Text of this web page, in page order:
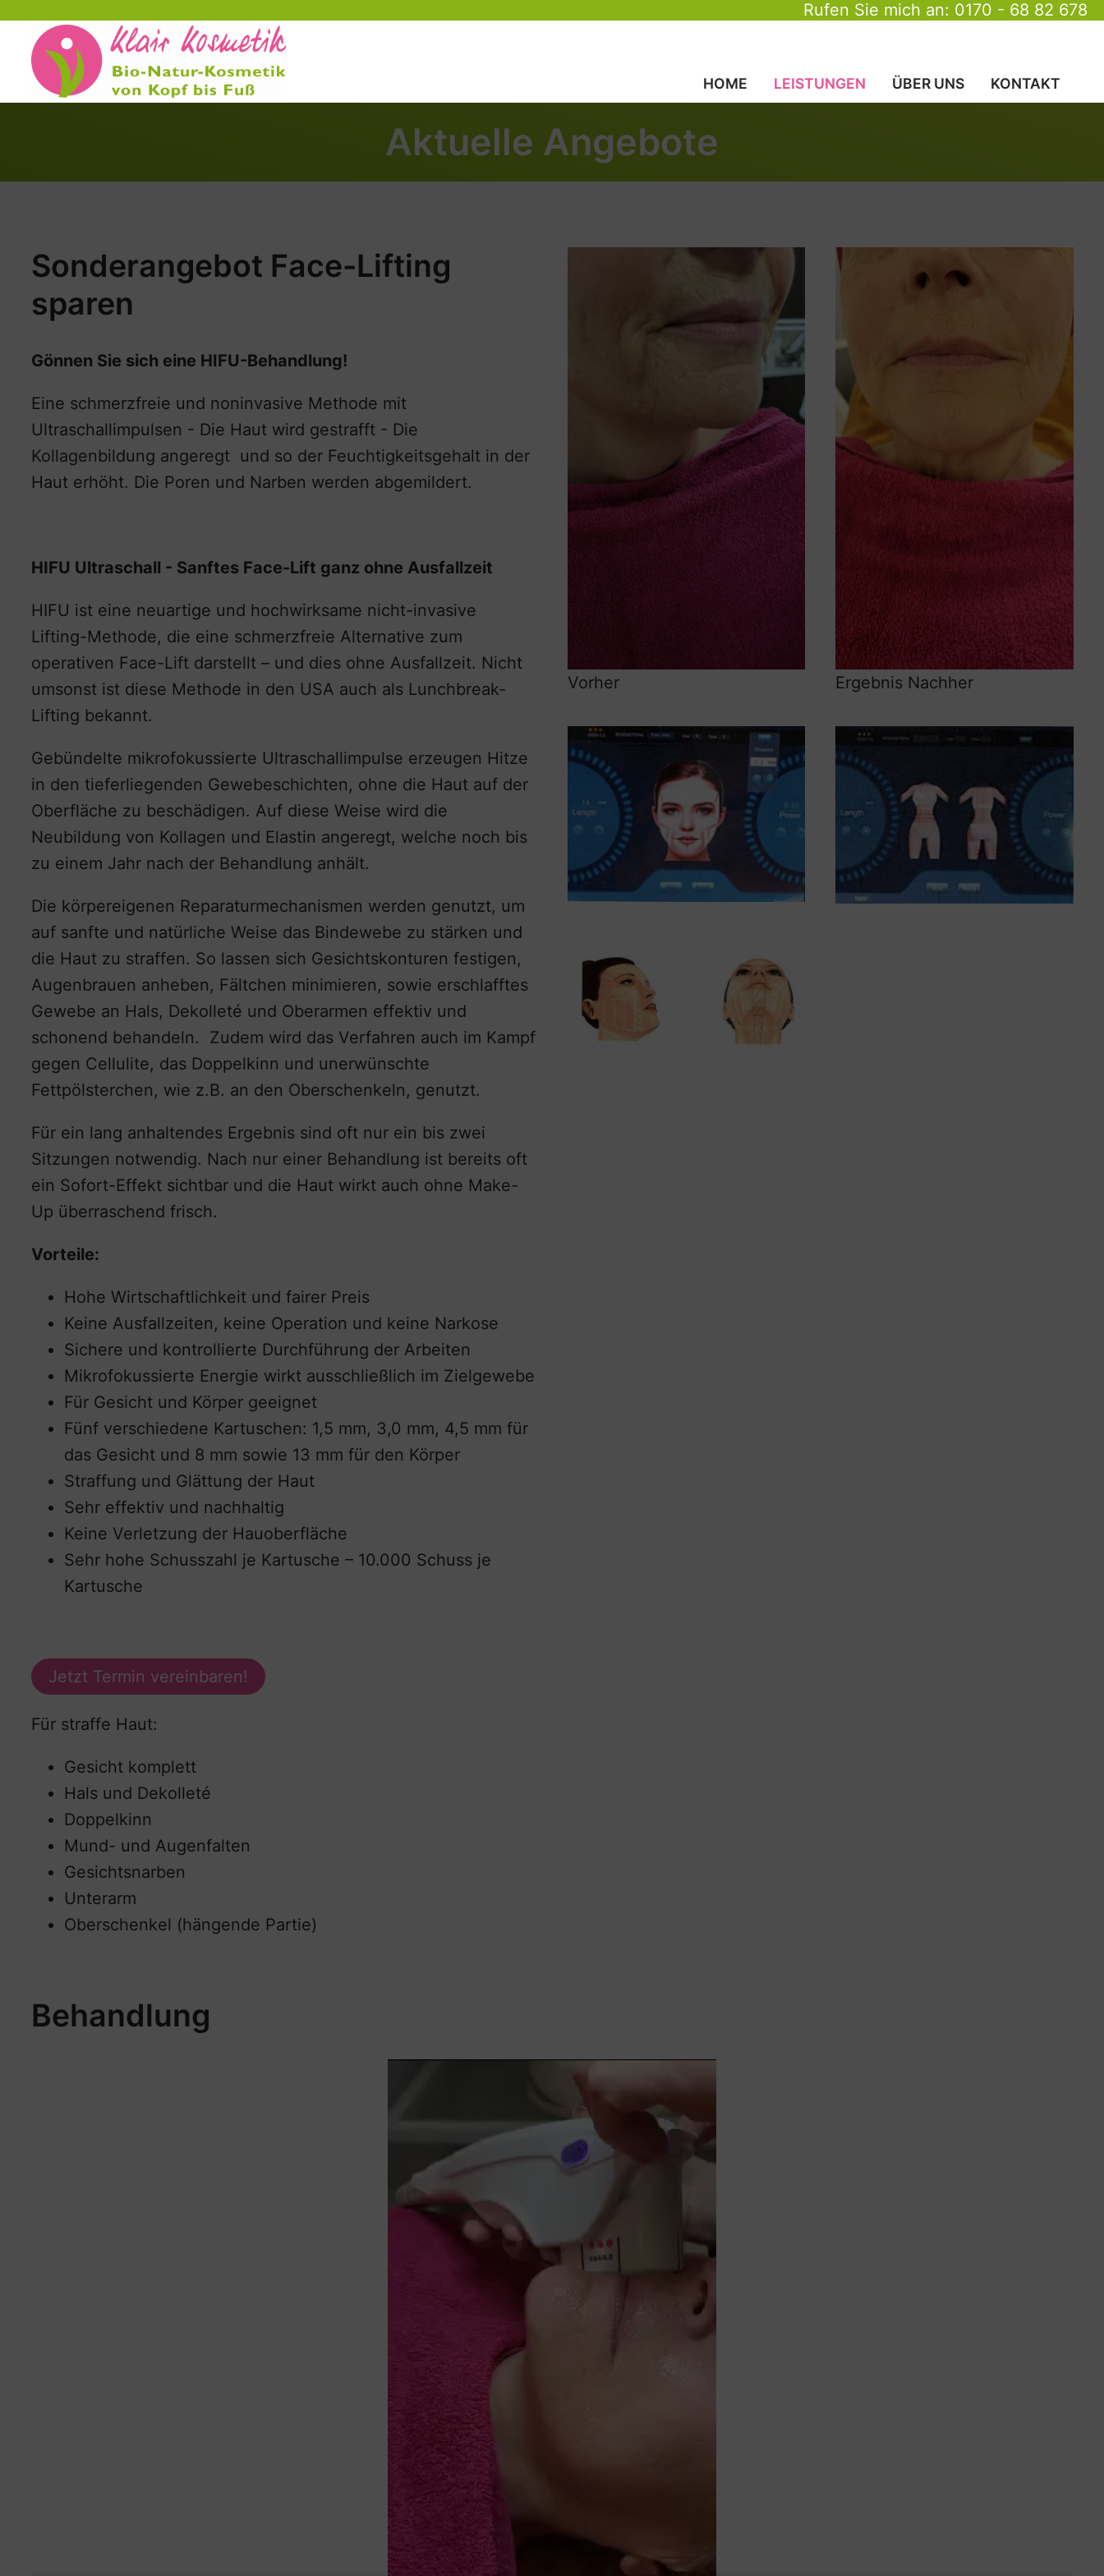
Rufen Sie mich an: 0170 - 68 82 678
HOME LEISTUNGEN ÜBER UNS KONTAKT
Aktuelle Angebote
Sonderangebot Face-Lifting
sparen
Gönnen Sie sich eine HIFU-Behandlung!
Eine schmerzfreie und noninvasive Methode mit
Ultraschallimpulsen - Die Haut wird gestrafft - Die
Kollagenbildung angeregt und so der Feuchtigkeitsgehalt in der
Haut erhöht. Die Poren und Narben werden abgemildert.
HIFU Ultraschall - Sanftes Face-Lift ganz ohne Ausfallzeit
HIFU ist eine neuartige und hochwirksame nicht-invasive
Lifting-Methode, die eine schmerzfreie Alternative zum
operativen Face-Lift darstellt – und dies ohne Ausfallzeit. Nicht
umsonst ist diese Methode in den USA auch als Lunchbreak-
Lifting bekannt.
Gebündelte mikrofokussierte Ultraschallimpulse erzeugen Hitze
in den tieferliegenden Gewebeschichten, ohne die Haut auf der
Oberfläche zu beschädigen. Auf diese Weise wird die
Neubildung von Kollagen und Elastin angeregt, welche noch bis
zu einem Jahr nach der Behandlung anhält.
Die körpereigenen Reparaturmechanismen werden genutzt, um
auf sanfte und natürliche Weise das Bindewebe zu stärken und
die Haut zu straffen. So lassen sich Gesichtskonturen festigen,
Augenbrauen anheben, Fältchen minimieren, sowie erschlafftes
Gewebe an Hals, Dekolleté und Oberarmen effektiv und
schonend behandeln. Zudem wird das Verfahren auch im Kampf
gegen Cellulite, das Doppelkinn und unerwünschte
Fettpölsterchen, wie z.B. an den Oberschenkeln, genutzt.
Für ein lang anhaltendes Ergebnis sind oft nur ein bis zwei
Sitzungen notwendig. Nach nur einer Behandlung ist bereits oft
ein Sofort-Effekt sichtbar und die Haut wirkt auch ohne Make-
Up überraschend frisch.
Vorteile:
Hohe Wirtschaftlichkeit und fairer Preis
Keine Ausfallzeiten, keine Operation und keine Narkose
Sichere und kontrollierte Durchführung der Arbeiten
Mikrofokussierte Energie wirkt ausschließlich im Zielgewebe
Für Gesicht und Körper geeignet
Fünf verschiedene Kartuschen: 1,5 mm, 3,0 mm, 4,5 mm für
das Gesicht und 8 mm sowie 13 mm für den Körper
Straffung und Glättung der Haut
Sehr effektiv und nachhaltig
Keine Verletzung der Hauoberfläche
Sehr hohe Schusszahl je Kartusche – 10.000 Schuss je
Kartusche
Jetzt Termin vereinbaren!
Für straffe Haut:
Gesicht komplett
Hals und Dekolleté
Doppelkinn
Mund- und Augenfalten
Gesichtsnarben
Unterarm
Oberschenkel (hängende Partie)
Vorher Ergebnis Nachher
Behandlung